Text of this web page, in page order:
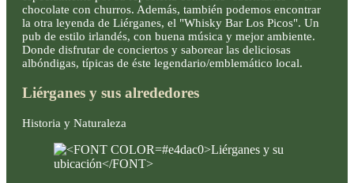
chocolate con churros. Además, también podemos encontrar
la otra leyenda de Liérganes, el "Whisky Bar Los Picos". Un
pub de estilo irlandés, con buena música y mejor ambiente.
Donde disfrutar de conciertos y saborear las deliciosas
albóndigas, típicas de éste legendario/emblemático local.
Liérganes y sus alrededores
Historia y Naturaleza